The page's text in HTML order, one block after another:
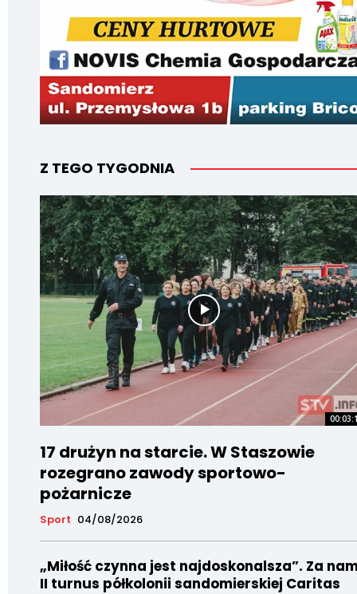
Z TEGO TYGODNIA
17 drużyn na starcie. W Staszowie
rozegrano zawody sportowo-
pożarnicze
Sport 04/08/2026
„Miłość czynna jest najdoskonalsza”. Za
II turnus półkolonii sandomierskiej Caritas